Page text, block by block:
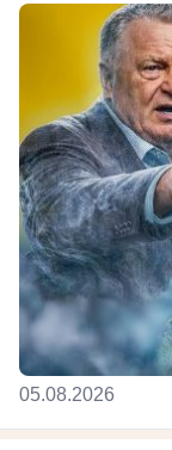
05.08.2026